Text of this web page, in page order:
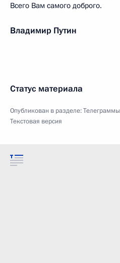
Всего Вам самого доброго.
Владимир Путин
Статус материала
Опубликован в разделе:Телеграммы
Текстовая версия